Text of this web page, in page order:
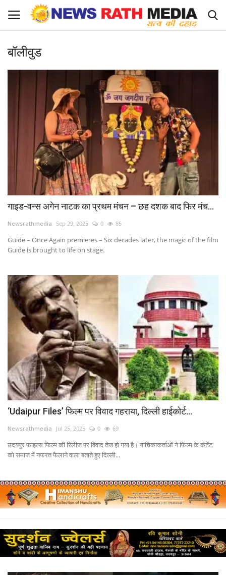
Login
Apply for News Rath Media ID Card
ज्योतिष
Contact
टेक & ऑटो
वीमन
करियर
बॉलीवुड
विदेश
खेल
रोचक खबरें
जीवन मंत्र
युटीलीटी
शोक समाचार
बॉलीवुड
गाइड-वन्स अगेन नाटक का प्रथम मंचन – छह दशक बाद फिर मंच...
Newsrathmedia Sep 29, 2025 0 85
Guide – Once Again premieres – Six decades later, the magic of the film
Guide is brought to life on stage.
‘Udaipur Files’ फिल्म पर विवाद गहराया, दिल्ली हाईकोर्ट...
Newsrathmedia Jul 25, 2025 0 69
उदयपुर फाइल्स फिल्म की रिलीज पर विवाद तेज हो गया है। याचिकाकर्ताओं ने फिल्म के कंटेंट
को समाज में नफरत फैलाने वाला बताते हुए दिल्ली...